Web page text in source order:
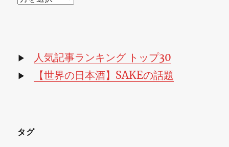
ブ
▶ 人気記事ランキング トップ30
▶ 【世界の日本酒】SAKEの話題
タグ